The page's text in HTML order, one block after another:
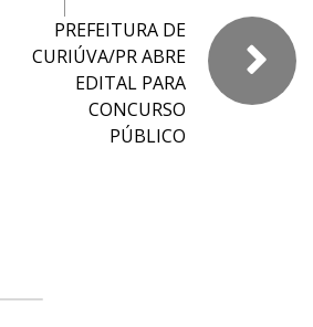
PREFEITURA DE
CURIÚVA/PR ABRE
EDITAL PARA
CONCURSO
PÚBLICO